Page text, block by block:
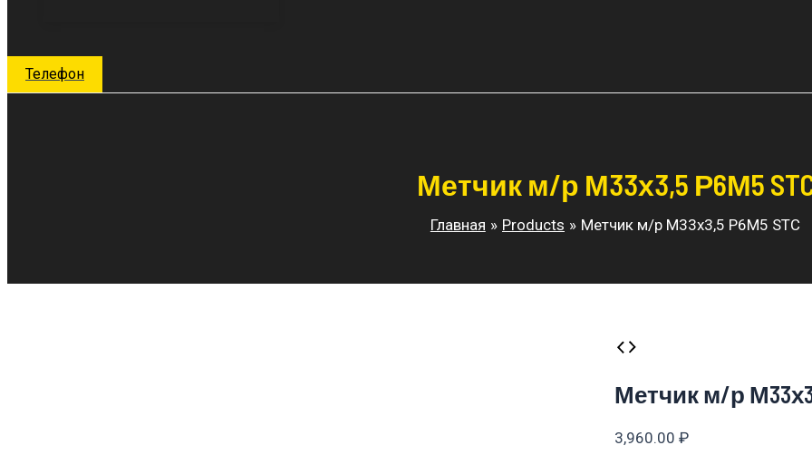
Телефон
Метчик м/р М33х3,5 Р6М5
Главная Products Метчик м/р М33х3,5 Р6М5 STC
Метчик м/р
3,960.00 ₽